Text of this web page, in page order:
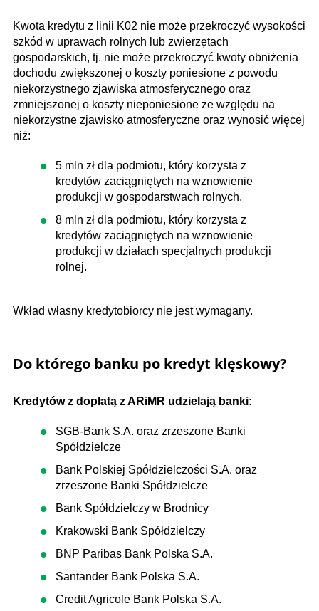
Kwota kredytu z linii K02 nie może przekroczyć wysokości
szkód w uprawach rolnych lub zwierzętach
gospodarskich, tj. nie może przekroczyć kwoty obniżenia
dochodu zwiększonej o koszty poniesione z powodu
niekorzystnego zjawiska atmosferycznego oraz
zmniejszonej o koszty nieponiesione ze względu na
niekorzystne zjawisko atmosferyczne oraz wynosić więcej
niż:
5 mln zł dla podmiotu, który korzysta z
kredytów zaciągniętych na wznowienie
produkcji w gospodarstwach rolnych,
8 mln zł dla podmiotu, który korzysta z
kredytów zaciągniętych na wznowienie
produkcji w działach specjalnych produkcji
rolnej.
Wkład własny kredytobiorcy nie jest wymagany.
Do którego banku po kredyt klęskowy?
Kredytów z dopłatą z ARiMR udzielają banki:
SGB-Bank S.A. oraz zrzeszone Banki
Spółdzielcze
Bank Polskiej Spółdzielczości S.A. oraz
zrzeszone Banki Spółdzielcze
Bank Spółdzielczy w Brodnicy
Krakowski Bank Spółdzielczy
BNP Paribas Bank Polska S.A.
Santander Bank Polska S.A.
Credit Agricole Bank Polska S.A.